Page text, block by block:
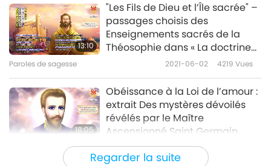
Regarder la suite
13:10
"Les Fils de Dieu et l’Île sacrée" –
passages choisis des
Enseignements sacrés de la
Théosophie dans « La doctrine
secrète », partie 1/2
Paroles de sagesse 2021-06-02 4219 Vues
18:05
Obéissance à la Loi de l’amour :
extrait Des mystères dévoilés
révélés par le Maître
Ascensionné Saint Germain
(végétarien), partie 1/2
Paroles de sagesse 2021-05-31